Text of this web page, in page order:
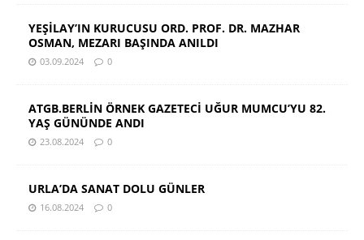
YEŞİLAY’IN KURUCUSU ORD. PROF. DR. MAZHAR
OSMAN, MEZARI BAŞINDA ANILDI
03.09.2024 0
ATGB.BERLİN ÖRNEK GAZETECİ UĞUR MUMCU’YU 82.
YAŞ GÜNÜNDE ANDI
23.08.2024 0
URLA’DA SANAT DOLU GÜNLER
16.08.2024 0